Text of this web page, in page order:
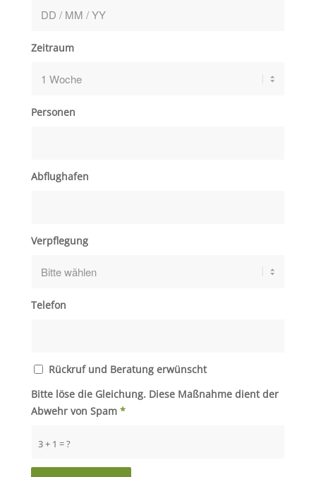
Zeitraum
Personen
Abflughafen
Verpflegung
Telefon
Rückruf und Beratung erwünscht
3 + 1 = ?
Bitte löse die Gleichung. Diese Maßnahme dient der
Abwehr von Spam *